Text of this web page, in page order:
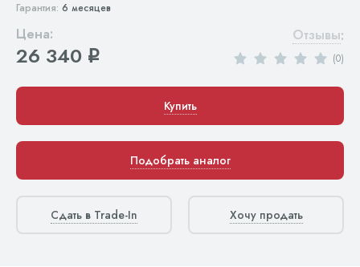
Гарантия: 6 месяцев
Цена:
26 340 q
Отзывы:
(0)
Купить
Подобрать аналог
Сдать в Trade-In Хочу продать